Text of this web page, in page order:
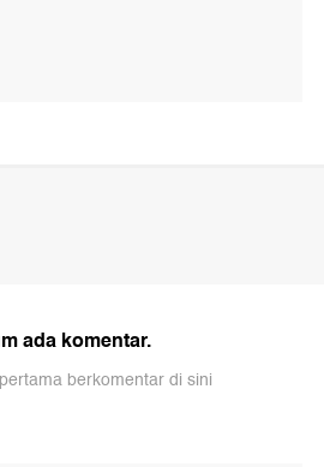
ada komentar.
berkomentar di sini